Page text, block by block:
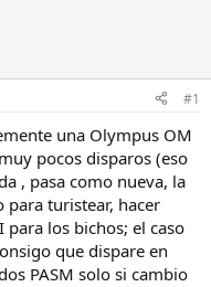
#1
una Olympus OM
pocos disparos (eso
, pasa como nueva, la
turistear, hacer
los bichos; el caso
que dispare en
PASM solo si cambio